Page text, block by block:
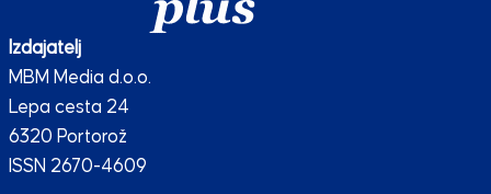
Izdajatelj
MBM Media d.o.o.
Lepa cesta 24
6320 Portorož
ISSN 2670-4609